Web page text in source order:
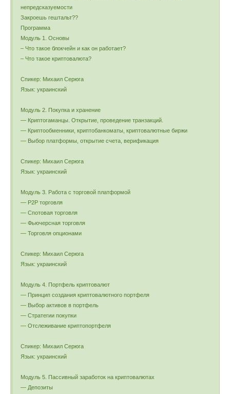
непредсказуемости
Закроешь гештальт??
Программа
Модуль 1. Основы
– Что такое блокчейн и как он работает?
– Что такое криптовалюта?
Спикер: Михаил Серюга
Язык: украинский
Модуль 2. Покупка и хранение
— Криптогаманцы. Открытие, проведение транзакций.
— Криптообменники, криптобанкоматы, криптовалютные биржи
— Выбор платформы, открытие счета, верификация
Спикер: Михаил Серюга
Язык: украинский
Модуль 3. Работа с торговой платформой
— P2P торговля
— Спотовая торговля
— Фьючерсная торговля
— Торговля опционами
Спикер: Михаил Серюга
Язык: украинский
Модуль 4. Портфель криптовалют
— Принцип создания криптовалютного портфеля
— Выбор активов в портфель
— Стратегии покупки
— Отслеживание криптопортфеля
Спикер: Михаил Серюга
Язык: украинский
Модуль 5. Пассивный заработок на криптовалютах
— Депозиты